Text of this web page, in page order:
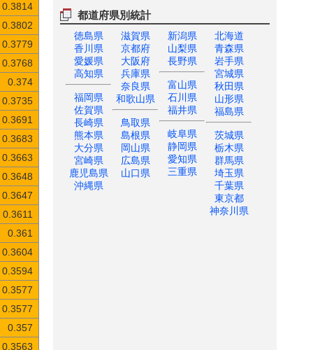
都道府県別統計
徳島県
香川県
愛媛県
高知県
福岡県
佐賀県
長崎県
熊本県
大分県
宮崎県
鹿児島県
沖縄県
滋賀県
京都府
大阪府
兵庫県
奈良県
和歌山県
鳥取県
島根県
岡山県
広島県
山口県
新潟県
山梨県
長野県
富山県
石川県
福井県
岐阜県
静岡県
愛知県
三重県
北海道
青森県
岩手県
宮城県
秋田県
山形県
福島県
茨城県
栃木県
群馬県
埼玉県
千葉県
東京都
神奈川県
0.3814
0.3802
0.3779
0.3768
0.374
0.3735
0.3691
0.3683
0.3663
0.3648
0.3647
0.3611
0.361
0.3604
0.3594
0.3577
0.3577
0.357
0.3563